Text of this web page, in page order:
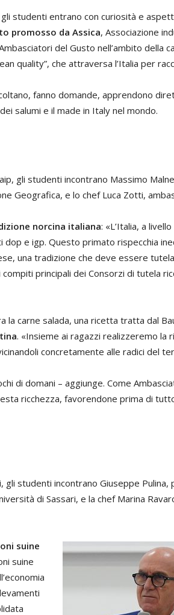
studenti entrano con curiosità e
promosso da Assica, Associazione
del Gusto nell’ambito della
quality”, che attraversa l’Italia per
fanno domande, apprendono
salumi e il made in Italy nel mondo.
gli studenti incontrano Massimo
Geografica, e lo chef Luca Zotti,
norcina italiana: «L’Italia, a
e igp. Questo primato rispecchia
una tradizione che deve essere
principali dei Consorzi di tutela
la carne salada, una ricetta tratta dal
. «Insieme ai ragazzi realizzeremo la
concretamente alle radici del
di domani – aggiunge. Come
ricchezza, favorendone prima di
gli studenti incontrano Giuseppe
di Sassari, e la chef Marina
suine
suine